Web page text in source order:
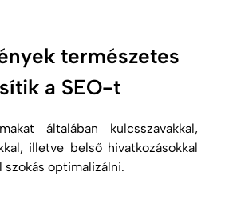
természetes
a SEO-t
általában kulcsszavakkal,
illetve belső hivatkozásokkal
szokás optimalizálni.